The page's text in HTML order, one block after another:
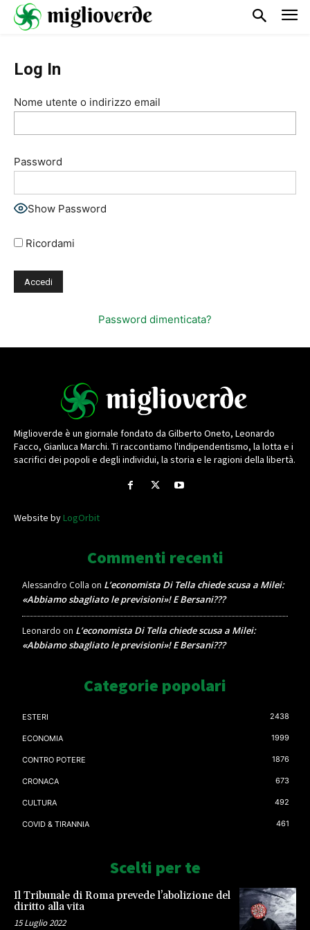
Log In
Nome utente o indirizzo email
Password
Show Password
Ricordami
Password dimenticata?
Miglioverde è un giornale fondato da Gilberto Oneto, Leonardo
Facco, Gianluca Marchi. Ti raccontiamo l'indipendentismo, la lotta e i
sacrifici dei popoli e degli individui, la storia e le ragioni della libertà.
Website byLogOrbit
Commenti recenti
Alessandro Colla on L’economista Di Tella chiede scusa a Milei:
«Abbiamo sbagliato le previsioni»! E Bersani???
Leonardo on L’economista Di Tella chiede scusa a Milei:
«Abbiamo sbagliato le previsioni»! E Bersani???
Categorie popolari
ESTERI 2438
ECONOMIA 1999
CONTRO POTERE 1876
CRONACA 673
CULTURA 492
COVID & TIRANNIA 461
Scelti per te
Il Tribunale di Roma prevede l’abolizione del
diritto alla vita
15 Luglio 2022